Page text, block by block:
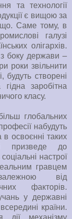
та технології
є вищою за
Саме тому, в
галузі
олігархів.
з боку держави –
роки звільнити
будуть створені
заробітна
класу.
глобальних
набудуть
в освоєнні таких
призведе до
настрої
гравцем
від
факторів.
у державні
країни.
дії механізму